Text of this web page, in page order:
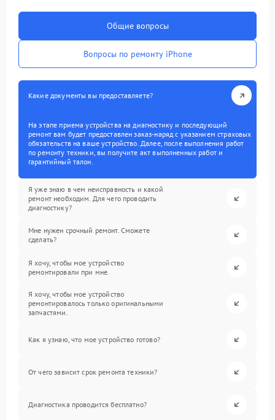
Общие вопросы
Вопросы по ремонту iPhone
Какие документы вы предоставляете?
На этапе приема устройства на диагностику и последующий
ремонт вам будет предоставлен заказ-наряд с указанием страховых
обязательств на ваше устройство. Далее, после выполнения работ
по ремонту техники, вы получите акт выполненных работ и
гарантийный талон.
Я уже знаю в чем неисправность и какой
ремонт необходим. Для чего проводить
диагностику?
Мне нужен срочный ремонт. Сможете
сделать?
Я хочу, чтобы мое устройство
ремонтировали при мне.
Я хочу, чтобы мое устройство
ремонтировалось только оригинальными
запчастями.
Как я узнаю, что мое устройство готово?
От чего зависит срок ремонта техники?
Диагностика проводится бесплатно?